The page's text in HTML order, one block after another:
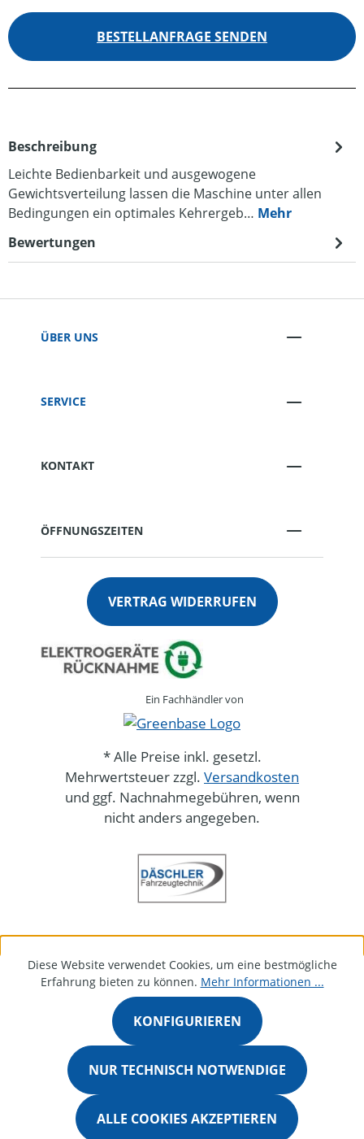
BESTELLANFRAGE SENDEN
Beschreibung
Leichte Bedienbarkeit und ausgewogene
Gewichtsverteilung lassen die Maschine unter allen
Bedingungen ein optimales Kehrergeb… Mehr
Bewertungen
ÜBER UNS
SERVICE
KONTAKT
ÖFFNUNGSZEITEN
VERTRAG WIDERRUFEN
Ein Fachhändler von
* Alle Preise inkl. gesetzl.
Mehrwertsteuer zzgl. Versandkosten
und ggf. Nachnahmegebühren, wenn
nicht anders angegeben.
Diese Website verwendet Cookies, um eine bestmögliche
Erfahrung bieten zu können. Mehr Informationen ...
NUR TECHNISCH NOTWENDIGE
KONFIGURIEREN
ALLE COOKIES AKZEPTIEREN